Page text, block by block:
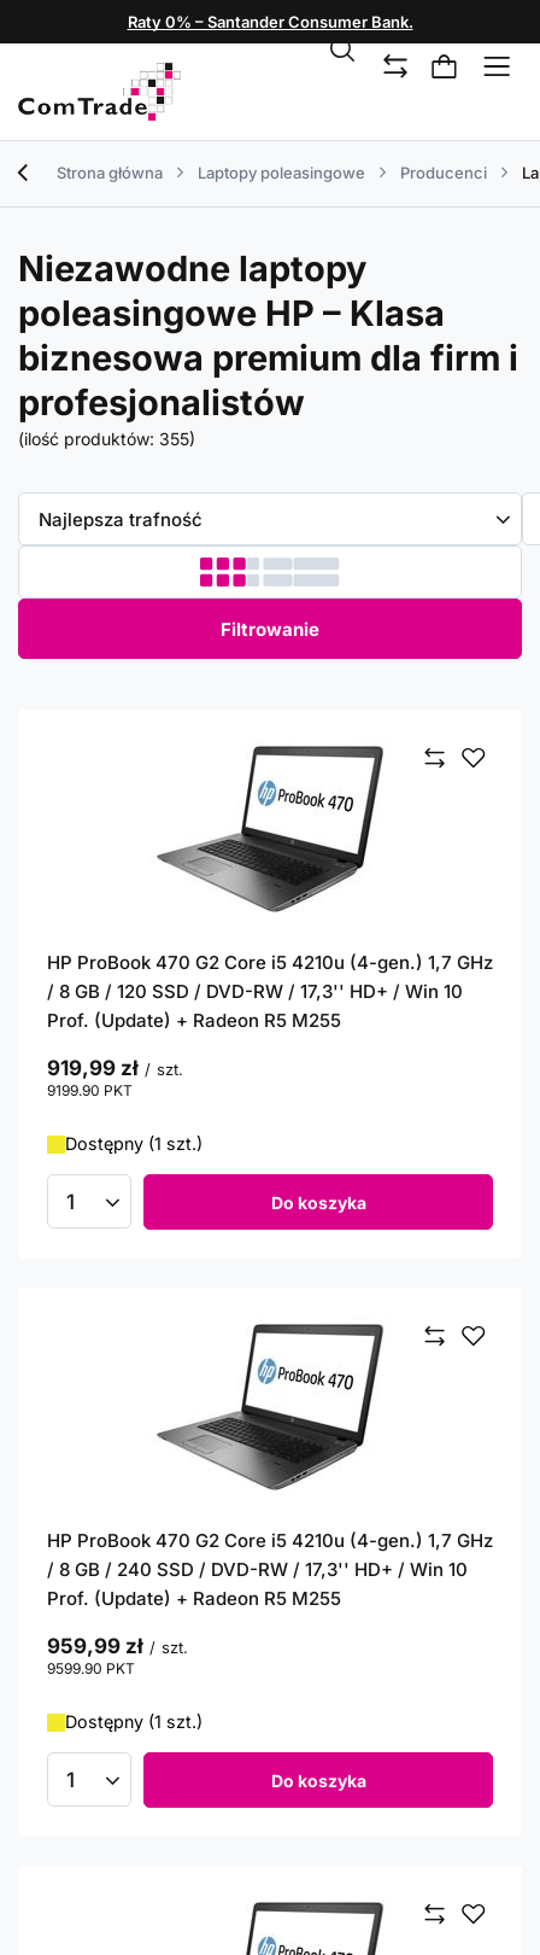
Raty 0% – Santander Consumer Bank.
Strona główna Laptopy poleasingowe Producenci
Niezawodne laptopy
poleasingowe HP – Klasa
biznesowa premium dla firm i
profesjonalistów
(ilość produktów: 355)
Zmień sortowanie
Najlepsza trafność
Filtrowanie
HP ProBook 470 G2 Core i5 4210u (4-gen.) 1,7 GHz
/ 8 GB / 120 SSD / DVD-RW / 17,3'' HD+ / Win 10
Prof. (Update) + Radeon R5 M255
919,99 zł / szt.
9199.90 PKT
Dostępny (1 szt.)
Ilość produktów Do koszyka
HP ProBook 470 G2 Core i5 4210u (4-gen.) 1,7 GHz
/ 8 GB / 240 SSD / DVD-RW / 17,3'' HD+ / Win 10
Prof. (Update) + Radeon R5 M255
959,99 zł / szt.
9599.90 PKT
Dostępny (1 szt.)
Ilość produktów Do koszyka